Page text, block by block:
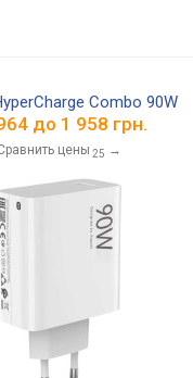
Combo 90W
до 1 958 грн.
цены 25 →